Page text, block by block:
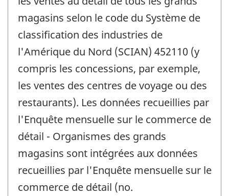
magasins selon le code du Système de
classification des industries de
l'Amérique du Nord (SCIAN) 452110 (y
compris les concessions, par exemple,
les ventes des centres de voyage ou des
restaurants). Les données recueillies par
l'Enquête mensuelle sur le commerce de
détail - Organismes des grands
magasins sont intégrées aux données
recueillies par l'Enquête mensuelle sur le
commerce de détail (no.